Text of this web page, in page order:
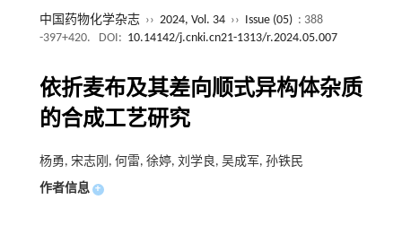
中国药物化学杂志 ›› 2024, Vol. 34 ›› Issue (05) : 388
-397+420.
DOI: 10.14142/j.cnki.cn21-1313/r.2024.05.007
依折麦布及其差向顺式异构体杂质
的合成工艺研究
杨勇, 宋志刚, 何雷, 徐婷, 刘学良, 吴成军, 孙铁民
作者信息 +